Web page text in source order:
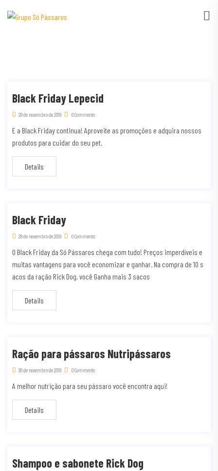
Black Friday Lepecid
29 de novembro de 2019 0 Comments
E a Black Friday continua! Aproveite as promoções e adquira nossos
produtos para cuidar do seu pet.
Details
Black Friday
28 de novembro de 2019 0 Comments
O Black Friday da Só Pássaros chega com tudo! Preços imperdíveis e
muitas vantagens para você economizar e ganhar. Na compra de 10 s
acos da ração Rick Dog, você Ganha mais 3 sacos
Details
Ração para pássaros Nutripássaros
26 de novembro de 2019 0 Comments
A melhor nutrição para seu pássaro você encontra aqui!
Details
Shampoo e sabonete Rick Dog